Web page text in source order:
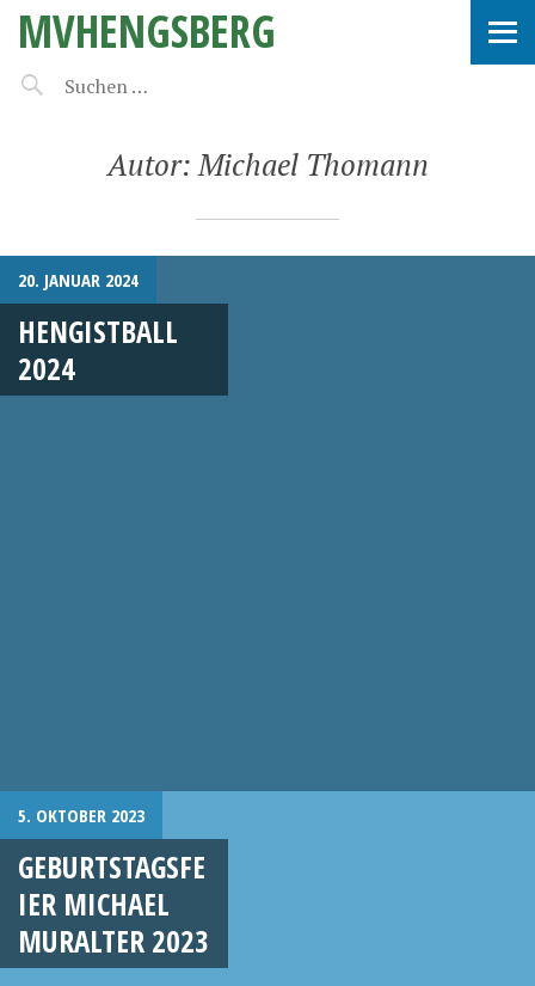
MVHENGSBERG
Autor:Michael Thomann
20. JANUAR 2024
HENGISTBALL
2024
5. OKTOBER 2023
GEBURTSTAGSFE
IER MICHAEL
MURALTER 2023